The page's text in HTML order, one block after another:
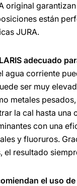
original
están
JURA.
adecuado
agua corriente
ser muy
metales
la cal hasta una
con una
y fluoruros.
el resultado
el uso